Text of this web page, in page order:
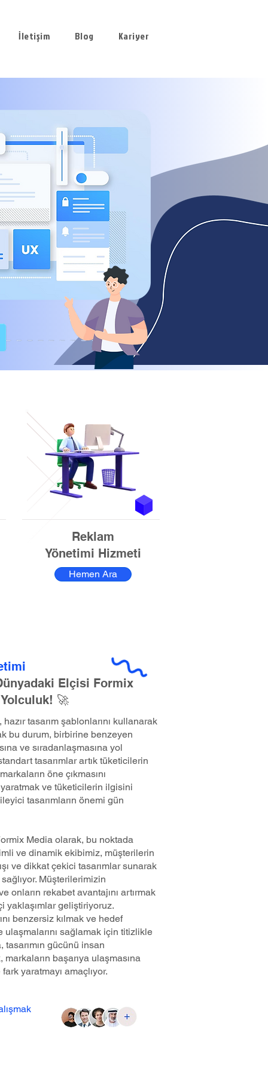
İletişim Blog Kariyer
Reklam
Yönetimi Hizmeti
Hemen Ara
Elçisi Formix
🚀
tasarım şablonlarını kullanarak
bu durum, birbirine benzeyen
ve sıradanlaşmasına yol
tasarımlar artık tüketicilerin
öne çıkmasını
yaratmak ve tüketicilerin ilgisini
tasarımların önemi gün
Media olarak, bu noktada
ve dinamik ekibimiz, müşterilerin
ve dikkat çekici tasarımlar sunarak
sağlıyor. Müşterilerimizin
onların rekabet avantajını artırmak
yaklaşımlar geliştiriyoruz.
benzersiz kılmak ve hedef
sağlamak için titizlikle
tasarımın gücünü insan
başarıya ulaşmasına
yaratmayı amaçlıyor.